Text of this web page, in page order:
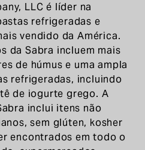
LLC é líder na
refrigeradas e
vendido da América.
da Sabra incluem mais
de húmus e uma ampla
refrigeradas, incluindo
de iogurte grego. A
inclui itens não
sem glúten, kosher
encontrados em todo o